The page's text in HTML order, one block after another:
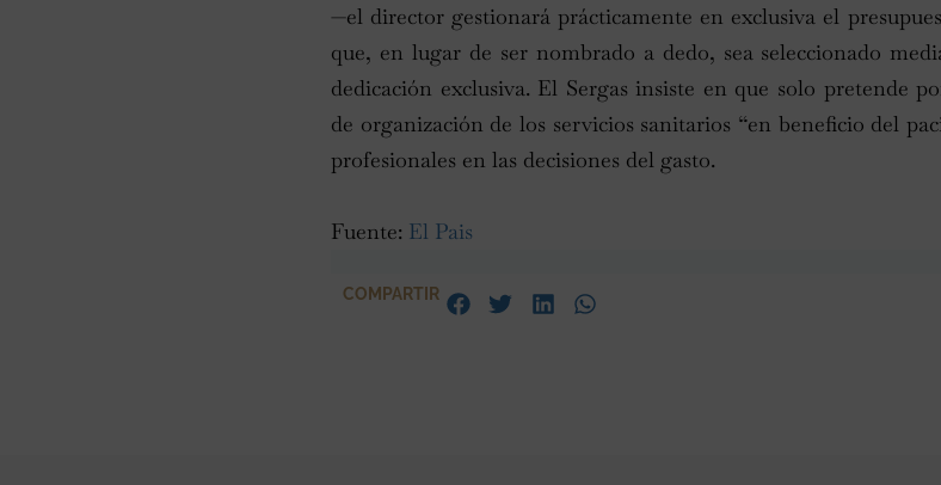
—el director gestionará prácticamente en exclusiva el
que, en lugar de ser nombrado a dedo, sea seleccionado
dedicación exclusiva. El Sergas insiste en que solo pretende
de organización de los servicios sanitarios “en beneficio del
profesionales en las decisiones del gasto.
Fuente: El Pais
COMPARTIR